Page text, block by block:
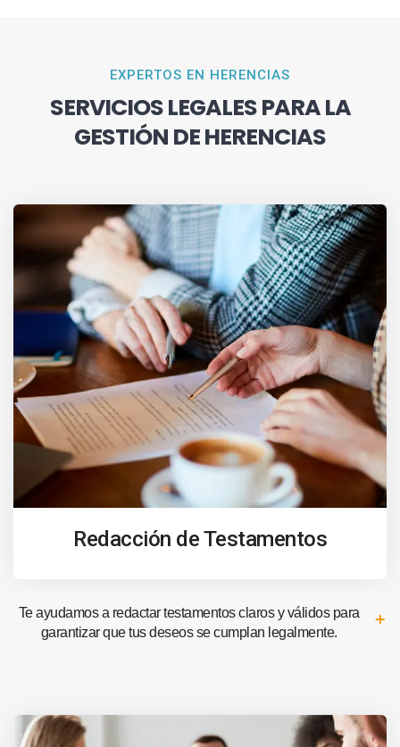
EXPERTOS EN HERENCIAS
SERVICIOS LEGALES PARA LA
GESTIÓN DE HERENCIAS
Redacción de Testamentos
Te ayudamos a redactar testamentos claros y válidos para
garantizar que tus deseos se cumplan legalmente.